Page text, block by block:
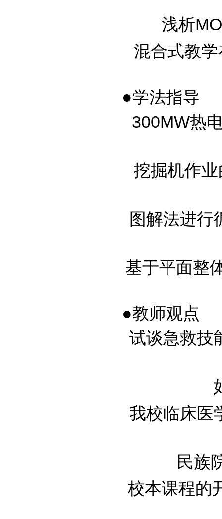
浅析
混合式教
●学法指导
300MW热
挖掘机作
图解法进行
基于平面整
●教师观点
试谈急救技
我校临床医
民族
校本课程的